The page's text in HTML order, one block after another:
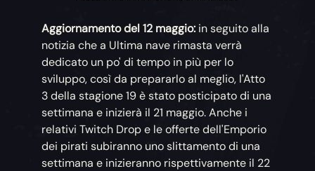
Aggiornamento del 12 maggio: in seguito alla
notizia che a Ultima nave rimasta verrà
dedicato un po' di tempo in più per lo
sviluppo, così da prepararlo al meglio, l'Atto
3 della stagione 19 è stato posticipato di una
settimana e inizierà il 21 maggio. Anche i
relativi Twitch Drop e le offerte dell'Emporio
dei pirati subiranno uno slittamento di una
settimana e inizieranno rispettivamente il 22